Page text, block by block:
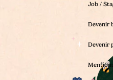
Job /
Devenir
Devenir